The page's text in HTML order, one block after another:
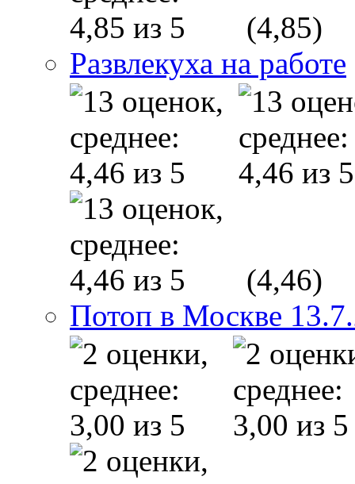
(4,85)
Развлекуха на работе
(4,46)
Потоп в Москве